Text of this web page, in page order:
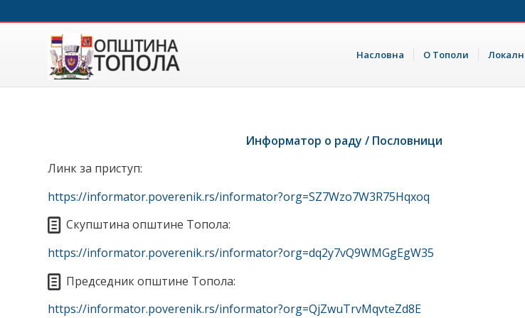
Насловна О Тополи
Информатор о раду / Пословници
Линк за приступ:
https://informator.poverenik.rs/informator?org=SZ7Wzo7W3R75Hqxoq
Скупштина општине Топола:
https://informator.poverenik.rs/informator?org=dq2y7vQ9WMGgEgW35
Председник општине Топола:
https://informator.poverenik.rs/informator?org=QjZwuTrvMqvteZd8E